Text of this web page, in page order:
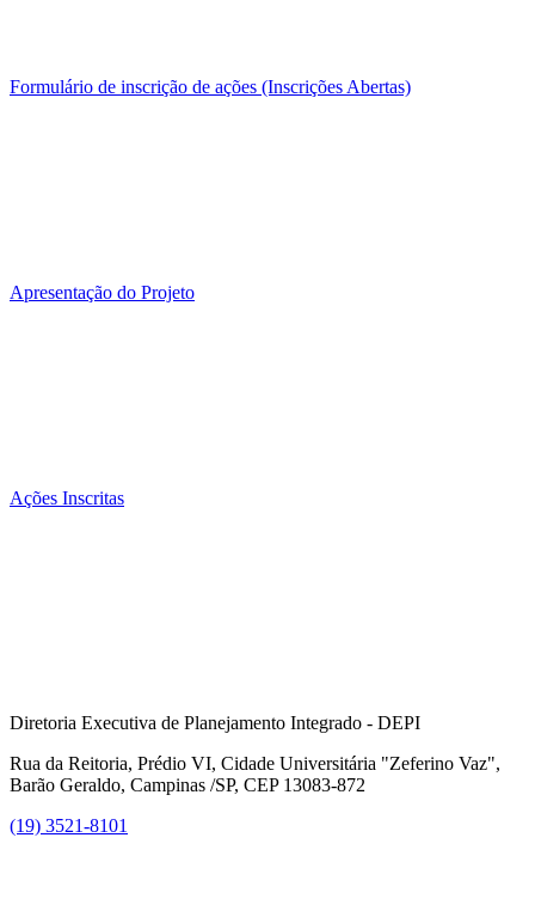
Formulário de inscrição de ações (Inscrições Abertas)
Apresentação do Projeto
Ações Inscritas
Diretoria Executiva de Planejamento Integrado - DEPI
Rua da Reitoria, Prédio VI, Cidade Universitária "Zeferino Vaz",
Barão Geraldo, Campinas /SP, CEP 13083-872
(19) 3521-8101